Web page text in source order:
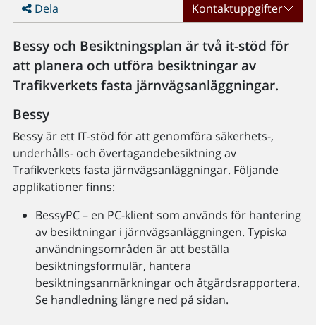
Dela Kontaktuppgifter
Bessy och Besiktningsplan är två it-stöd för
att planera och utföra besiktningar av
Trafikverkets fasta järnvägsanläggningar.
Bessy
Bessy är ett IT-stöd för att genomföra säkerhets-,
underhålls- och övertagandebesiktning av
Trafikverkets fasta järnvägsanläggningar. Följande
applikationer finns:
BessyPC – en PC-klient som används för hantering
av besiktningar i järnvägsanläggningen. Typiska
användningsområden är att beställa
besiktningsformulär, hantera
besiktningsanmärkningar och åtgärdsrapportera.
Se handledning längre ned på sidan.